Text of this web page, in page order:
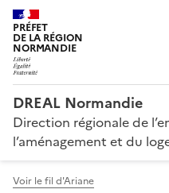
PRÉFET
DE LA RÉGION
NORMANDIE
DREAL Normandie
Direction régionale de
l’aménagement et du
Voir le fil d'Ariane